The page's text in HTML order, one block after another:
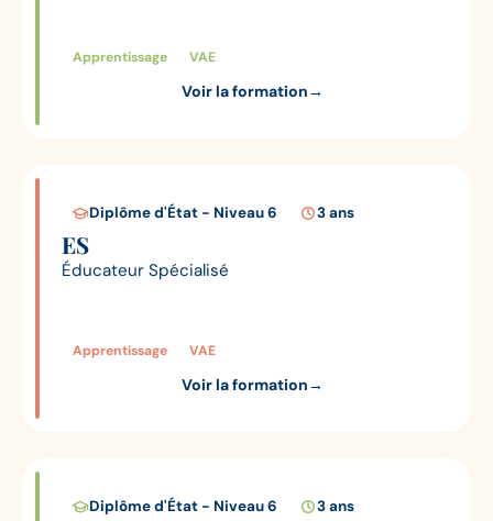
Apprentissage VAE
Voir la formation→
Diplôme d'État - Niveau 6 3 ans
ES
Éducateur Spécialisé
Apprentissage VAE
Voir la formation→
Diplôme d'État - Niveau 6 3 ans